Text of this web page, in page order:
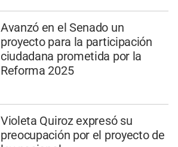
Avanzó en el Senado un
proyecto para la participación
ciudadana prometida por la
Reforma 2025
Violeta Quiroz expresó su
preocupación por el proyecto de